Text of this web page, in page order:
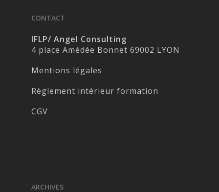
CONTACT
IFLP/ Angel Consulting
4 place Amédée Bonnet 69002 LYON
Mentions légales
Règlement intérieur formation
CGV
ARCHIVES